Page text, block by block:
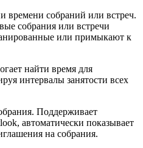
времени собраний или встреч.
собрания или встречи
или примыкают к
найти время для
интервалы занятости всех
Поддерживает
автоматически показывает
на собрания.